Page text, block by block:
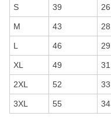
S 39 26
M 43 28
L 46 29
XL 49 31
2XL 52 33
3XL 55 34